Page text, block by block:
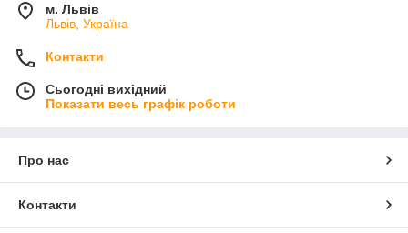
м. Львів
Львів, Україна
Контакти
Сьогодні вихідний
Показати весь графік роботи
Про нас
Контакти